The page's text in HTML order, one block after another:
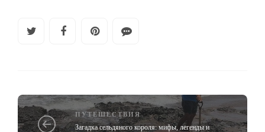
ПУТЕШЕСТВИЯ
Загадка сельдяного короля: мифы, легенды и